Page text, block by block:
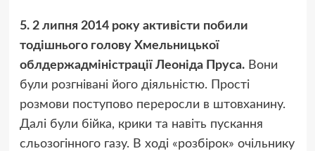
5. 2 липня 2014 року активісти побили
тодішнього голову Хмельницької
облдержадміністрації Леоніда Пруса.Вони
були розгнівані його діяльністю. Прості
розмови поступово переросли в штовханину.
Далі були бійка, крики та навіть пускання
сльозогінного газу. В ході «розбірок» очільнику